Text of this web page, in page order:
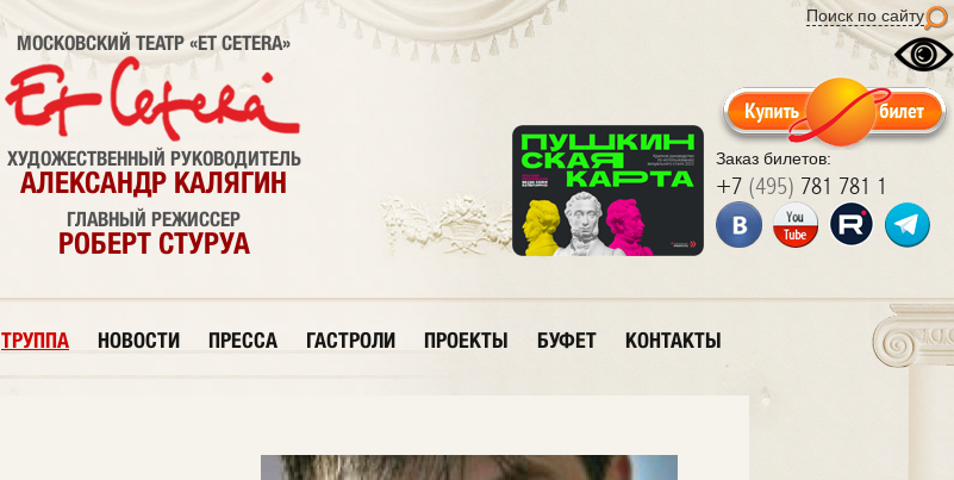
Поиск по сайту
Заказ билетов:
+7 (495) 781 781 1
МОСКОВСКИЙ ТЕАТР «ET CETERA»
ХУДОЖЕСТВЕННЫЙ РУКОВОДИТЕЛЬ
АЛЕКСАНДР КАЛЯГИН
ГЛАВНЫЙ РЕЖИССЕР
РОБЕРТ СТУРУА
ТРУППА НОВОСТИ ПРЕССА ГАСТРОЛИ ПРОЕКТЫ БУФЕТ КОНТАКТЫ